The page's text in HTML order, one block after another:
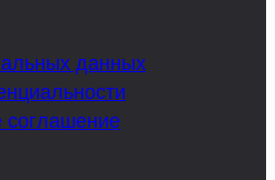
данных
соглашение